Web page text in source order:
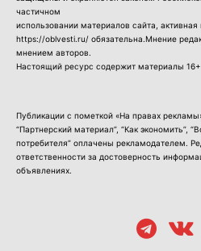
частичном
использовании материалов сайта,
https://oblvesti.ru/ обязательна.Мнение
мнением авторов.
Настоящий ресурс содержит материалы 16+
Публикации с пометкой «На правах
“Партнерский материал”, “Как экономить”,
потребителя” оплачены рекламодателем.
ответственности за достоверность
объявлениях.